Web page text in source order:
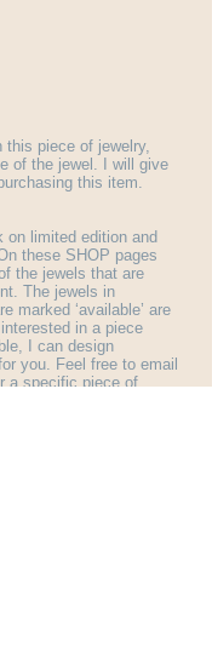
this piece of jewelry,
of the jewel. I will give
this item.
on limited edition and
these SHOP pages
the jewels that are
The jewels in
marked ‘available’ are
in a piece
I can design
you. Feel free to email
a specific piece of